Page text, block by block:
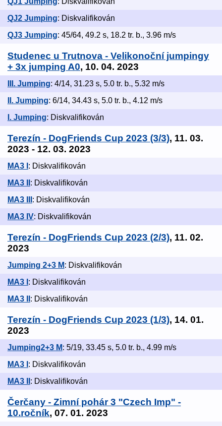
QJ2 Jumping: Diskvalifikován
QJ3 Jumping: 45/64, 49.2 s, 18.2 tr. b., 3.96 m/s
Studenec u Trutnova - Velikonoční jumpingy
+ 3x jumping A0, 10. 04. 2023
III. Jumping: 4/14, 31.23 s, 5.0 tr. b., 5.32 m/s
II. Jumping: 6/14, 34.43 s, 5.0 tr. b., 4.12 m/s
I. Jumping: Diskvalifikován
Terezín - DogFriends Cup 2023 (3/3), 11. 03.
2023 - 12. 03. 2023
MA3 I : Diskvalifikován
MA3 II : Diskvalifikován
MA3 III : Diskvalifikován
MA3 IV: Diskvalifikován
Terezín - DogFriends Cup 2023 (2/3), 11. 02.
2023
Jumping 2+3 M: Diskvalifikován
MA3 I : Diskvalifikován
MA3 II : Diskvalifikován
Terezín - DogFriends Cup 2023 (1/3), 14. 01.
2023
Jumping2+3 M: 5/19, 33.45 s, 5.0 tr. b., 4.99 m/s
MA3 I : Diskvalifikován
MA3 II : Diskvalifikován
Čerčany - Zimní pohár 3 "Czech Imp" -
10.ročník, 07. 01. 2023